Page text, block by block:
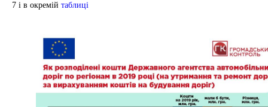
7 і в окремій таблиці